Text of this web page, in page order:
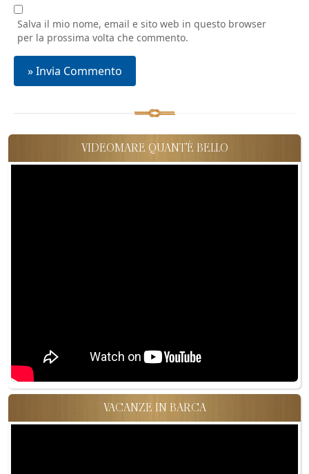
Salva il mio nome, email e sito web in questo browser
per la prossima volta che commento.
VIDEOMARE QUANT'È BELLO
VACANZE IN BARCA